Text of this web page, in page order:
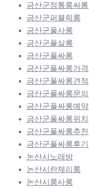
금산군정통룸싸롱
금산군퍼블릭룸
금산군풀사롱
금산군풀살롱
금산군풀싸롱
금산군풀싸롱가격
금산군풀싸롱견적
금산군풀싸롱문의
금산군풀싸롱예약
금산군풀싸롱위치
금산군풀싸롱추천
금산군풀싸롱후기
논산시노래방
논산시란제리룸
논산시룸사롱